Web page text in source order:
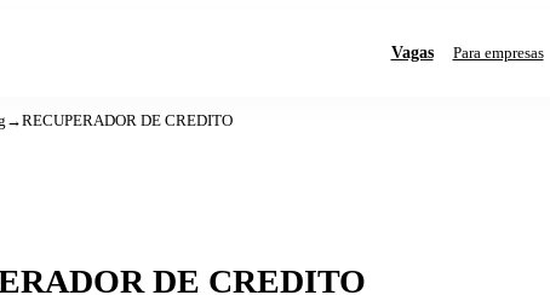
Vagas Para empresas
→RECUPERADOR DE CREDITO
DE CREDITO